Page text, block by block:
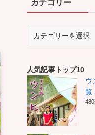
カテゴリー
ー
人気記事トップ10
ウ
覧